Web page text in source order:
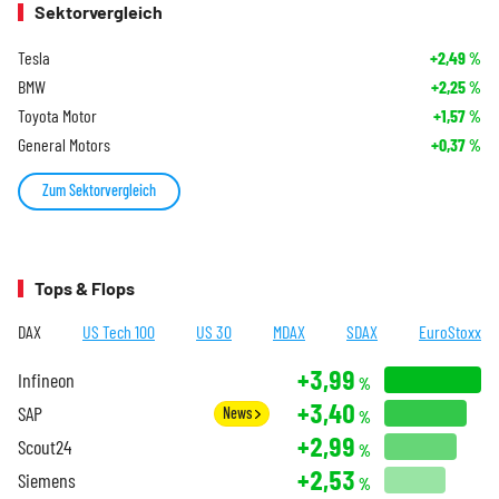
Sektorvergleich
Tesla +2,49%
BMW +2,25%
Toyota Motor +1,57%
General Motors +0,37%
Zum Sektorvergleich
Tops & Flops
DAX US Tech 100 US 30 MDAX SDAX EuroStoxx
Infineon +3,99 %
SAP News +3,40 %
Scout24 +2,99 %
Siemens +2,53 %